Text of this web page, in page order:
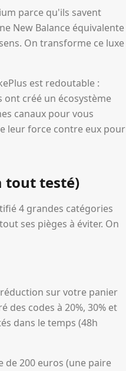
parce qu'ils savent
New Balance équivalente
On transforme ce luxe
est redoutable :
créé un écosystème
canaux pour vous
leur force contre eux pour
tout testé)
4 grandes catégories
ses pièges à éviter. On
sur votre panier
des codes à 20%, 30% et
dans le temps (48h
de 200 euros (une paire